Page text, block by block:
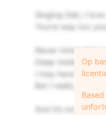
Singing Oah, I
You’re way too
Never mind what
Deep inside I’m
I may have
But I really need you
And it’s not like
Op